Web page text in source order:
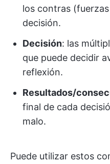
los contras
decisión.
Decisión: las
que puede decidir
reflexión.
Resultados/
final de cada
malo.
Puede utilizar estos